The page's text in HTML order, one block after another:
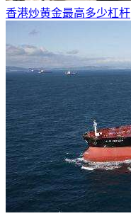
香港炒黄金最高多少杠杆